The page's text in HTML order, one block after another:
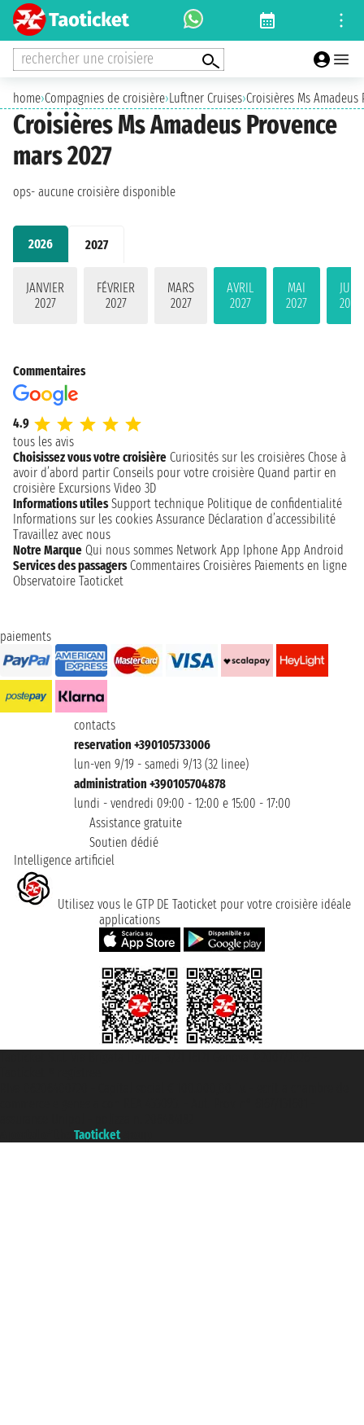
rechercher une croisiere
home›Compagnies de croisière›Luftner Cruises›Croisières Ms Amadeus
Croisières Ms Amadeus Provence
mars 2027
2026 2027
JANVIER
2027
FÉVRIER
2027
MARS
2027
AVRIL
2027
MAI
2027
JUIN
2027
ops- aucune croisière disponible
Commentaires
4.9
tous les avis
Choisissez vous votre croisière Curiosités sur les croisières Chose à
avoir d’abord partir Conseils pour votre croisière Quand partir en
croisière Excursions Video 3D
Informations utiles Support technique Politique de confidentialité
Informations sur les cookies Assurance Déclaration d’accessibilité
Travaillez avec nous
Notre Marque Qui nous sommes Network App Iphone App Android
Services des passagers Commentaires Croisières Paiements en ligne
Observatoire Taoticket
paiements
contacts
reservation +390105733006
lun-ven 9/19 - samedi 9/13 (32 linee)
administration +390105704878
lundi - vendredi 09:00 - 12:00 e 15:00 - 17:00
Assistance gratuite
Soutien dédié
Intelligence artificiel
Utilisez vous le GTP DE Taoticket pour votre croisière idéale
applications
Taoticket